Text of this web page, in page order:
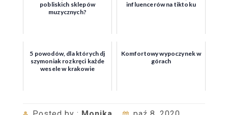
pobliskich sklepów
muzycznych?
influencerów na tiktoku
5 powodów, dla których dj
szymoniak rozkręci każde
wesele w krakowie
Komfortowy wypoczynek w
górach